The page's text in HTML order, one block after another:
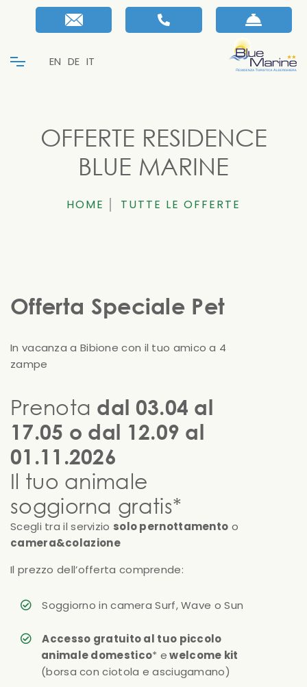
EN DE IT
OFFERTE RESIDENCE
BLUE MARINE
HOME TUTTE LE OFFERTE
Offerta Speciale Pet
In vacanza a Bibione con il tuo amico a 4
zampe
Prenota dal 03.04 al
17.05 o dal 12.09 al
01.11.2026
Il tuo animale
soggiorna gratis*
Scegli tra il servizio solo pernottamento o
camera&colazione
Il prezzo dell’offerta comprende:
Soggiorno in camera Surf, Wave o Sun
Accesso gratuito al tuo piccolo
animale domestico* ewelcome kit
(borsa con ciotola e asciugamano)